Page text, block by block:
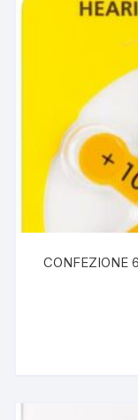
CONFEZIONE